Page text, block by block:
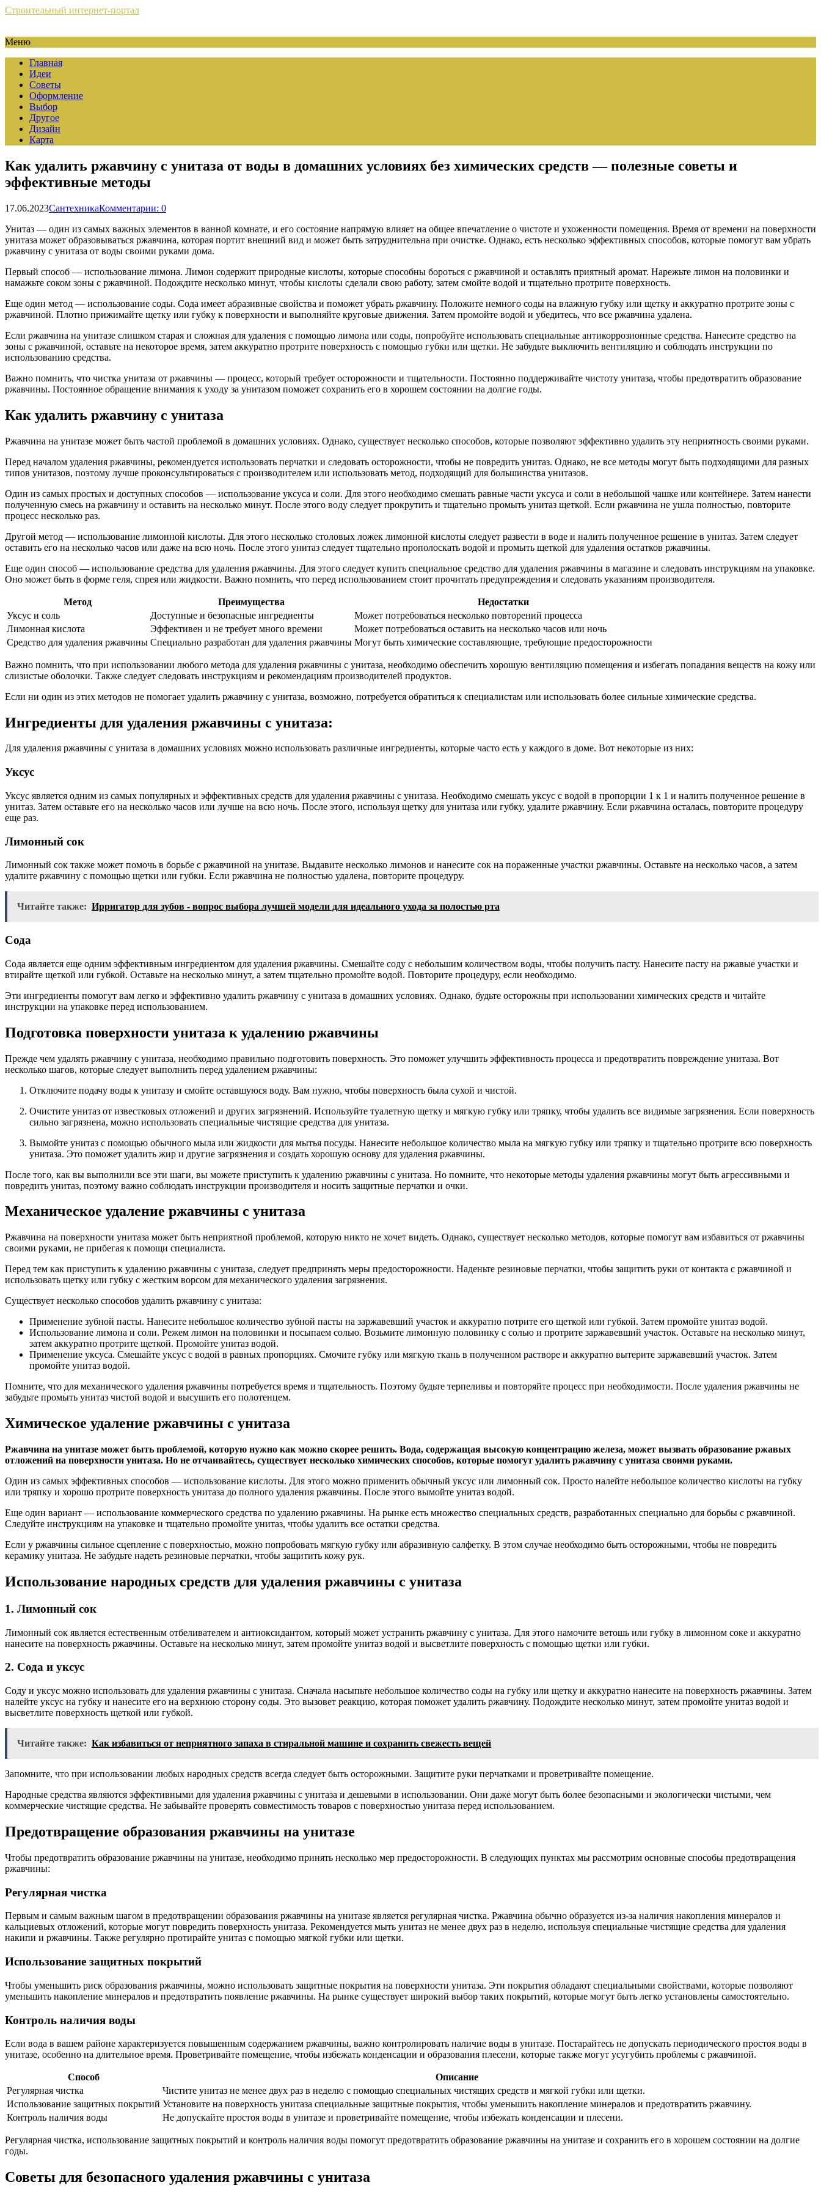
Строительный интернет-портал
Меню
Главная
Идеи
Советы
Оформление
Выбор
Другое
Дизайн
Карта
Как удалить ржавчину с унитаза от воды в домашних условиях без химических средств — полезные советы и
эффективные методы
17.06.2023СантехникаКомментарии: 0
Унитаз — один из самых важных элементов в ванной комнате, и его состояние напрямую влияет на общее впечатление о чистоте и ухоженности помещения. Время от времени на поверхности
унитаза может образовываться ржавчина, которая портит внешний вид и может быть затруднительна при очистке. Однако, есть несколько эффективных способов, которые помогут вам убрать
ржавчину с унитаза от воды своими руками дома.
Первый способ — использование лимона. Лимон содержит природные кислоты, которые способны бороться с ржавчиной и оставлять приятный аромат. Нарежьте лимон на половинки и
намажьте соком зоны с ржавчиной. Подождите несколько минут, чтобы кислоты сделали свою работу, затем смойте водой и тщательно протрите поверхность.
Еще один метод — использование соды. Сода имеет абразивные свойства и поможет убрать ржавчину. Положите немного соды на влажную губку или щетку и аккуратно протрите зоны с
ржавчиной. Плотно прижимайте щетку или губку к поверхности и выполняйте круговые движения. Затем промойте водой и убедитесь, что все ржавчина удалена.
Если ржавчина на унитазе слишком старая и сложная для удаления с помощью лимона или соды, попробуйте использовать специальные антикоррозионные средства. Нанесите средство на
зоны с ржавчиной, оставьте на некоторое время, затем аккуратно протрите поверхность с помощью губки или щетки. Не забудьте выключить вентиляцию и соблюдать инструкции по
использованию средства.
Важно помнить, что чистка унитаза от ржавчины — процесс, который требует осторожности и тщательности. Постоянно поддерживайте чистоту унитаза, чтобы предотвратить образование
ржавчины. Постоянное обращение внимания к уходу за унитазом поможет сохранить его в хорошем состоянии на долгие годы.
Как удалить ржавчину с унитаза
Ржавчина на унитазе может быть частой проблемой в домашних условиях. Однако, существует несколько способов, которые позволяют эффективно удалить эту неприятность своими руками.
Перед началом удаления ржавчины, рекомендуется использовать перчатки и следовать осторожности, чтобы не повредить унитаз. Однако, не все методы могут быть подходящими для разных
типов унитазов, поэтому лучше проконсультироваться с производителем или использовать метод, подходящий для большинства унитазов.
Один из самых простых и доступных способов — использование уксуса и соли. Для этого необходимо смешать равные части уксуса и соли в небольшой чашке или контейнере. Затем нанести
полученную смесь на ржавчину и оставить на несколько минут. После этого воду следует прокрутить и тщательно промыть унитаз щеткой. Если ржавчина не ушла полностью, повторите
процесс несколько раз.
Другой метод — использование лимонной кислоты. Для этого несколько столовых ложек лимонной кислоты следует развести в воде и налить полученное решение в унитаз. Затем следует
оставить его на несколько часов или даже на всю ночь. После этого унитаз следует тщательно прополоскать водой и промыть щеткой для удаления остатков ржавчины.
Еще один способ — использование средства для удаления ржавчины. Для этого следует купить специальное средство для удаления ржавчины в магазине и следовать инструкциям на упаковке.
Оно может быть в форме геля, спрея или жидкости. Важно помнить, что перед использованием стоит прочитать предупреждения и следовать указаниям производителя.
Метод Преимущества
Недостатки
Уксус и соль
Доступные и безопасные ингредиенты
Может потребоваться несколько повторений процесса
Лимонная кислота
Эффективен и не требует много времени
Может потребоваться оставить на несколько часов или ночь
Средство для удаления ржавчины Специально разработан для удаления ржавчины Могут быть химические составляющие, требующие предосторожности
Важно помнить, что при использовании любого метода для удаления ржавчины с унитаза, необходимо обеспечить хорошую вентиляцию помещения и избегать попадания веществ на кожу или
слизистые оболочки. Также следует следовать инструкциям и рекомендациям производителей продуктов.
Если ни один из этих методов не помогает удалить ржавчину с унитаза, возможно, потребуется обратиться к специалистам или использовать более сильные химические средства.
Ингредиенты для удаления ржавчины с унитаза:
Для удаления ржавчины с унитаза в домашних условиях можно использовать различные ингредиенты, которые часто есть у каждого в доме. Вот некоторые из них:
Уксус
Уксус является одним из самых популярных и эффективных средств для удаления ржавчины с унитаза. Необходимо смешать уксус с водой в пропорции 1 к 1 и налить полученное решение в
унитаз. Затем оставьте его на несколько часов или лучше на всю ночь. После этого, используя щетку для унитаза или губку, удалите ржавчину. Если ржавчина осталась, повторите процедуру
еще раз.
Лимонный сок
Лимонный сок также может помочь в борьбе с ржавчиной на унитазе. Выдавите несколько лимонов и нанесите сок на пораженные участки ржавчины. Оставьте на несколько часов, а затем
удалите ржавчину с помощью щетки или губки. Если ржавчина не полностью удалена, повторите процедуру.
Читайте также: Ирригатор для зубов - вопрос выбора лучшей модели для идеального ухода за полостью рта
Сода
Сода является еще одним эффективным ингредиентом для удаления ржавчины. Смешайте соду с небольшим количеством воды, чтобы получить пасту. Нанесите пасту на ржавые участки и
втирайте щеткой или губкой. Оставьте на несколько минут, а затем тщательно промойте водой. Повторите процедуру, если необходимо.
Эти ингредиенты помогут вам легко и эффективно удалить ржавчину с унитаза в домашних условиях. Однако, будьте осторожны при использовании химических средств и читайте
инструкции на упаковке перед использованием.
Подготовка поверхности унитаза к удалению ржавчины
Прежде чем удалять ржавчину с унитаза, необходимо правильно подготовить поверхность. Это поможет улучшить эффективность процесса и предотвратить повреждение унитаза. Вот
несколько шагов, которые следует выполнить перед удалением ржавчины:
Отключите подачу воды к унитазу и смойте оставшуюся воду. Вам нужно, чтобы поверхность была сухой и чистой.
Очистите унитаз от известковых отложений и других загрязнений. Используйте туалетную щетку и мягкую губку или тряпку, чтобы удалить все видимые загрязнения. Если поверхность
сильно загрязнена, можно использовать специальные чистящие средства для унитаза.
Вымойте унитаз с помощью обычного мыла или жидкости для мытья посуды. Нанесите небольшое количество мыла на мягкую губку или тряпку и тщательно протрите всю поверхность
унитаза. Это поможет удалить жир и другие загрязнения и создать хорошую основу для удаления ржавчины.
После того, как вы выполнили все эти шаги, вы можете приступить к удалению ржавчины с унитаза. Но помните, что некоторые методы удаления ржавчины могут быть агрессивными и
повредить унитаз, поэтому важно соблюдать инструкции производителя и носить защитные перчатки и очки.
Механическое удаление ржавчины с унитаза
Ржавчина на поверхности унитаза может быть неприятной проблемой, которую никто не хочет видеть. Однако, существует несколько методов, которые помогут вам избавиться от ржавчины
своими руками, не прибегая к помощи специалиста.
Перед тем как приступить к удалению ржавчины с унитаза, следует предпринять меры предосторожности. Наденьте резиновые перчатки, чтобы защитить руки от контакта с ржавчиной и
использовать щетку или губку с жестким ворсом для механического удаления загрязнения.
Существует несколько способов удалить ржавчину с унитаза:
Применение зубной пасты. Нанесите небольшое количество зубной пасты на заржавевший участок и аккуратно потрите его щеткой или губкой. Затем промойте унитаз водой.
Использование лимона и соли. Режем лимон на половинки и посыпаем солью. Возьмите лимонную половинку с солью и протрите заржавевший участок. Оставьте на несколько минут,
затем аккуратно протрите щеткой. Промойте унитаз водой.
Применение уксуса. Смешайте уксус с водой в равных пропорциях. Смочите губку или мягкую ткань в полученном растворе и аккуратно вытерите заржавевший участок. Затем
промойте унитаз водой.
Помните, что для механического удаления ржавчины потребуется время и тщательность. Поэтому будьте терпеливы и повторяйте процесс при необходимости. После удаления ржавчины не
забудьте промыть унитаз чистой водой и высушить его полотенцем.
Химическое удаление ржавчины с унитаза
Ржавчина на унитазе может быть проблемой, которую нужно как можно скорее решить. Вода, содержащая высокую концентрацию железа, может вызвать образование ржавых
отложений на поверхности унитаза. Но не отчаивайтесь, существует несколько химических способов, которые помогут удалить ржавчину с унитаза своими руками.
Один из самых эффективных способов — использование кислоты. Для этого можно применить обычный уксус или лимонный сок. Просто налейте небольшое количество кислоты на губку
или тряпку и хорошо протрите поверхность унитаза до полного удаления ржавчины. После этого вымойте унитаз водой.
Еще один вариант — использование коммерческого средства по удалению ржавчины. На рынке есть множество специальных средств, разработанных специально для борьбы с ржавчиной.
Следуйте инструкциям на упаковке и тщательно промойте унитаз, чтобы удалить все остатки средства.
Если у ржавчины сильное сцепление с поверхностью, можно попробовать мягкую губку или абразивную салфетку. В этом случае необходимо быть осторожными, чтобы не повредить
керамику унитаза. Не забудьте надеть резиновые перчатки, чтобы защитить кожу рук.
Использование народных средств для удаления ржавчины с унитаза
1. Лимонный сок
Лимонный сок является естественным отбеливателем и антиоксидантом, который может устранить ржавчину с унитаза. Для этого намочите ветошь или губку в лимонном соке и аккуратно
нанесите на поверхность ржавчины. Оставьте на несколько минут, затем промойте унитаз водой и высветлите поверхность с помощью щетки или губки.
2. Сода и уксус
Соду и уксус можно использовать для удаления ржавчины с унитаза. Сначала насыпьте небольшое количество соды на губку или щетку и аккуратно нанесите на поверхность ржавчины. Затем
налейте уксус на губку и нанесите его на верхнюю сторону соды. Это вызовет реакцию, которая поможет удалить ржавчину. Подождите несколько минут, затем промойте унитаз водой и
высветлите поверхность щеткой или губкой.
Читайте также: Как избавиться от неприятного запаха в стиральной машине и сохранить свежесть вещей
Запомните, что при использовании любых народных средств всегда следует быть осторожными. Защитите руки перчатками и проветривайте помещение.
Народные средства являются эффективными для удаления ржавчины с унитаза и дешевыми в использовании. Они даже могут быть более безопасными и экологически чистыми, чем
коммерческие чистящие средства. Не забывайте проверять совместимость товаров с поверхностью унитаза перед использованием.
Предотвращение образования ржавчины на унитазе
Чтобы предотвратить образование ржавчины на унитазе, необходимо принять несколько мер предосторожности. В следующих пунктах мы рассмотрим основные способы предотвращения
ржавчины:
Регулярная чистка
Первым и самым важным шагом в предотвращении образования ржавчины на унитазе является регулярная чистка. Ржавчина обычно образуется из-за наличия накопления минералов и
кальциевых отложений, которые могут повредить поверхность унитаза. Рекомендуется мыть унитаз не менее двух раз в неделю, используя специальные чистящие средства для удаления
накипи и ржавчины. Также регулярно протирайте унитаз с помощью мягкой губки или щетки.
Использование защитных покрытий
Чтобы уменьшить риск образования ржавчины, можно использовать защитные покрытия на поверхности унитаза. Эти покрытия обладают специальными свойствами, которые позволяют
уменьшить накопление минералов и предотвратить появление ржавчины. На рынке существует широкий выбор таких покрытий, которые могут быть легко установлены самостоятельно.
Контроль наличия воды
Если вода в вашем районе характеризуется повышенным содержанием ржавчины, важно контролировать наличие воды в унитазе. Постарайтесь не допускать периодического простоя воды в
унитазе, особенно на длительное время. Проветривайте помещение, чтобы избежать конденсации и образования плесени, которые также могут усугубить проблемы с ржавчиной.
Способ
Описание
Регулярная чистка
Чистите унитаз не менее двух раз в неделю с помощью специальных чистящих средств и мягкой губки или щетки.
Использование защитных покрытий Установите на поверхность унитаза специальные защитные покрытия, чтобы уменьшить накопление минералов и предотвратить ржавчину.
Контроль наличия воды
Не допускайте простоя воды в унитазе и проветривайте помещение, чтобы избежать конденсации и плесени.
Регулярная чистка, использование защитных покрытий и контроль наличия воды помогут предотвратить образование ржавчины на унитазе и сохранить его в хорошем состоянии на долгие
годы.
Советы для безопасного удаления ржавчины с унитаза